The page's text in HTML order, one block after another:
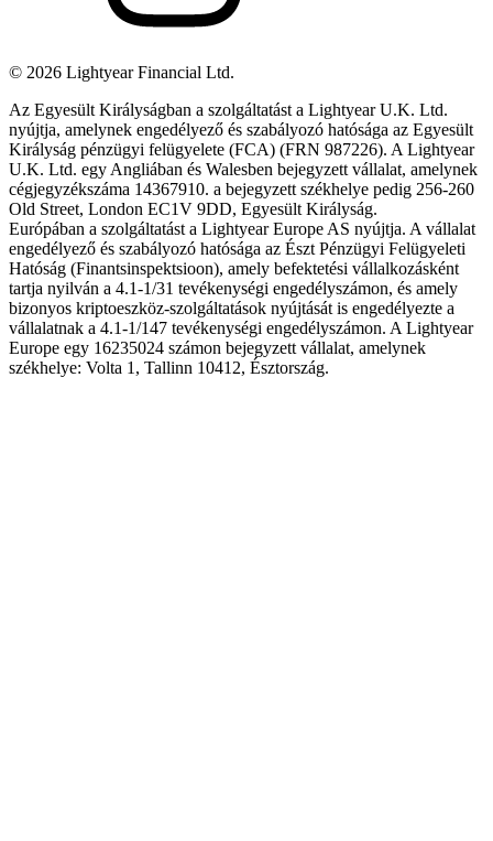
© 2026 Lightyear Financial Ltd.
Az Egyesült Királyságban a szolgáltatást a Lightyear U.K. Ltd.
nyújtja, amelynek engedélyező és szabályozó hatósága az Egyesült
Királyság pénzügyi felügyelete (FCA) (FRN 987226). A Lightyear
U.K. Ltd. egy Angliában és Walesben bejegyzett vállalat, amelynek
cégjegyzékszáma 14367910. a bejegyzett székhelye pedig 256-260
Old Street, London EC1V 9DD, Egyesült Királyság.
Európában a szolgáltatást a Lightyear Europe AS nyújtja. A vállalat
engedélyező és szabályozó hatósága az Észt Pénzügyi Felügyeleti
Hatóság (Finantsinspektsioon), amely befektetési vállalkozásként
tartja nyilván a 4.1-1/31 tevékenységi engedélyszámon, és amely
bizonyos kriptoeszköz-szolgáltatások nyújtását is engedélyezte a
vállalatnak a 4.1-1/147 tevékenységi engedélyszámon. A Lightyear
Europe egy 16235024 számon bejegyzett vállalat, amelynek
székhelye: Volta 1, Tallinn 10412, Észtország.